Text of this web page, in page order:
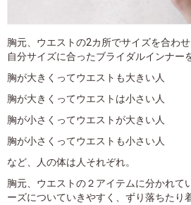
胸元、ウエストの2カ所でサイズを合わ
自分サイズに合ったブライダルインナー
胸が大きくってウエストも大きい人
胸が大きくってウエストは小さい人
胸が小さくってウエストが大きい人
胸が小さくってウエストも小さい人
など、人の体は人それぞれ。
胸元、ウエストの２アイテムに分かれて
ーズについていきやすく、ずり落ちたり